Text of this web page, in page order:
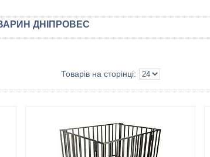
ДНІПРОВЕС